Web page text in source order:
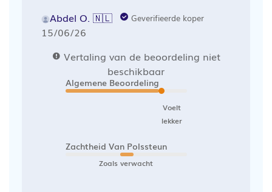
Abdel O. 🇳🇱 Geverifieerde koper
Publicatiedatum
15/06/26
Vertaling van de beoordeling niet
beschikbaar
Algemene Beoordeling
Voelt
lekker
Zachtheid Van Polssteun
Zoals verwacht